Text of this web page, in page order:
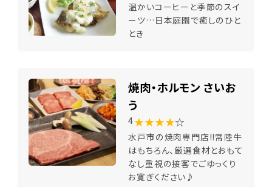
温かいコーヒーと季節のスイ
ーツ…日本庭園で癒しのひと
とき
焼肉・ホルモン さいお
う
4★★★★☆
水戸市の焼肉専門店!!常陸牛
はもちろん、厳選食材とおもて
なし重視の接客でごゆっくり
お寛ぎください♪